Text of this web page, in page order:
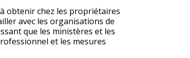
obtenir chez les propriétaires
avec les organisations de
que les ministères et les
et les mesures